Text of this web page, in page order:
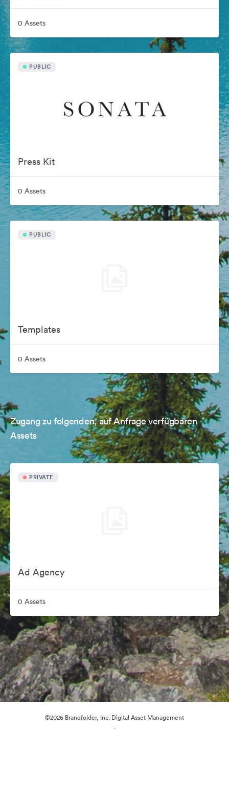
0 Assets
PUBLIC
Press Kit
0 Assets
PUBLIC
Templates
0 Assets
Zugang zu folgenden, auf Anfrage verfügbaren
Assets
PRIVATE
Ad Agency
0 Assets
©2026 Brandfolder, Inc. Digital Asset Management
·